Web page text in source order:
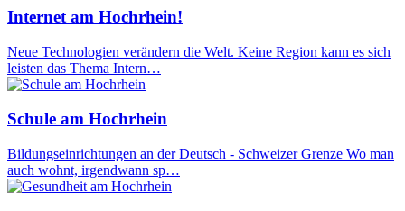
Internet am Hochrhein!
Neue Technologien verändern die Welt. Keine Region kann es sich
leisten das Thema Intern…
Schule am Hochrhein
Bildungseinrichtungen an der Deutsch - Schweizer Grenze Wo man
auch wohnt, irgendwann sp…